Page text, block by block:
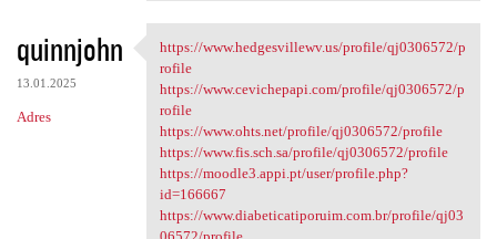
quinnjohn
13.01.2025
Adres
https://www.hedgesvillewv.us
https://www.hedgesvillewv.us/profile/qj0306572/p
rofile
https://www.cevichepapi.com/profile/qj0306572/p
rofile
https://www.ohts.net/profile/qj0306572/profile
https://www.fis.sch.sa/profile/qj0306572/profile
https://moodle3.appi.pt/user/profile.php?
id=166667
https://www.diabeticatiporuim.com.br/profile/qj03